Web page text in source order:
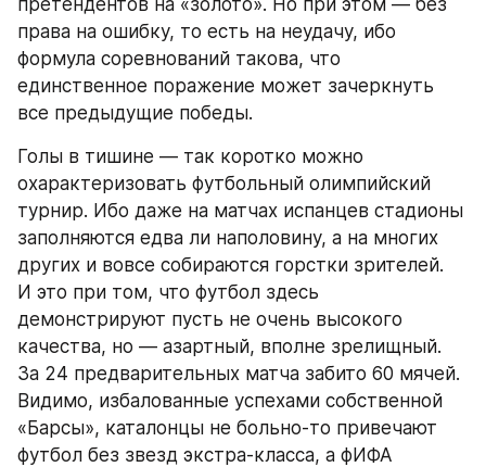
права на ошибку, то есть на неудачу, ибо
формула соревнований такова, что
единственное поражение может зачеркнуть
все предыдущие победы.
Голы в тишине — так коротко можно
охарактеризовать футбольный олимпийский
турнир. Ибо даже на матчах испанцев стадионы
заполняются едва ли наполовину, а на многих
других и вовсе собираются горстки зрителей.
И это при том, что футбол здесь
демонстрируют пусть не очень высокого
качества, но — азартный, вполне зрелищный.
За 24 предварительных матча забито 60 мячей.
Видимо, избалованные успехами собственной
«Барсы», каталонцы не больно-то привечают
футбол без звезд экстра-класса, а фИФА